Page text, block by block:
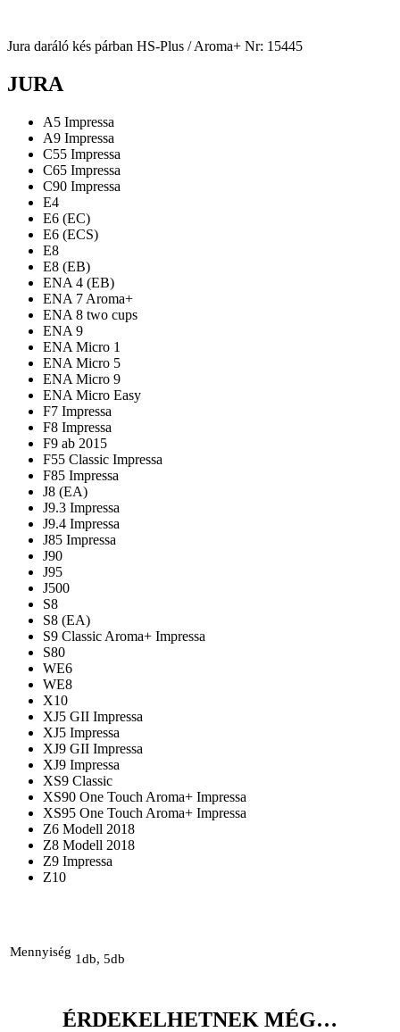
Jura daráló kés párban HS-Plus / Aroma+ Nr: 15445
JURA
A5 Impressa
A9 Impressa
C55 Impressa
C65 Impressa
C90 Impressa
E4
E6 (EC)
E6 (ECS)
E8
E8 (EB)
ENA 4 (EB)
ENA 7 Aroma+
ENA 8 two cups
ENA 9
ENA Micro 1
ENA Micro 5
ENA Micro 9
ENA Micro Easy
F7 Impressa
F8 Impressa
F9 ab 2015
F55 Classic Impressa
F85 Impressa
J8 (EA)
J9.3 Impressa
J9.4 Impressa
J85 Impressa
J90
J95
J500
S8
S8 (EA)
S9 Classic Aroma+ Impressa
S80
WE6
WE8
X10
XJ5 GII Impressa
XJ5 Impressa
XJ9 GII Impressa
XJ9 Impressa
XS9 Classic
XS90 One Touch Aroma+ Impressa
XS95 One Touch Aroma+ Impressa
Z6 Modell 2018
Z8 Modell 2018
Z9 Impressa
Z10
Mennyiség 1db, 5db
ÉRDEKELHETNEK MÉG…